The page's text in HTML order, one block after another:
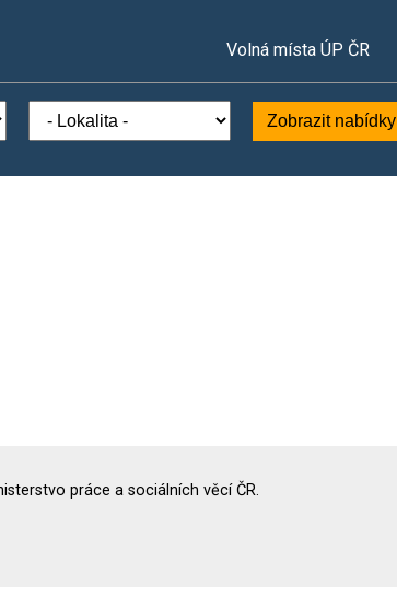
Volná místa ÚP ČR
Zobrazit nabídky
práce a sociálních věcí ČR.